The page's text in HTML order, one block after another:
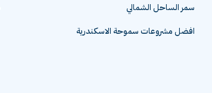
سمر الساحل الشمالي
افضل مشروعات سموحة الاسكندرية